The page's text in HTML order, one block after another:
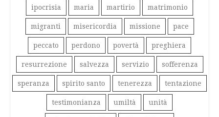
ipocrisia maria martirio matrimonio
migranti misericordia missione pace
peccato perdono povertà preghiera
resurrezione salvezza servizio sofferenza
speranza spirito santo tenerezza tentazione
testimonianza umiltà unità